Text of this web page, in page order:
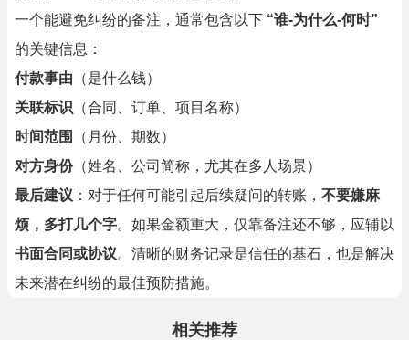
一个能避免纠纷的备注，通常包含以下 “谁-为什么-何时”
的关键信息：
付款事由 （是什么钱）
关联标识 （合同、订单、项目名称）
时间范围
（月份、期数）
对方身份（姓名、公司简称，尤其在多人场景）
最后建议 ：对于任何可能引起后续疑问的转账， 不要嫌麻
烦，多打几个字。如果金额重大，仅靠备注还不够，应辅以
书面合同或协议。清晰的财务记录是信任的基石，也是解决
未来潜在纠纷的最佳预防措施。
相关推荐